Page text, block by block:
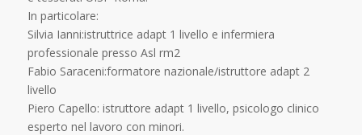
In particolare:
Silvia Ianni:istruttrice adapt 1 livello e infermiera
professionale presso Asl rm2
Fabio Saraceni:formatore nazionale/istruttore adapt 2
livello
Piero Capello: istruttore adapt 1 livello, psicologo clinico
esperto nel lavoro con minori.